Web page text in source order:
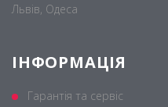
Львів, Одеса
ІНФОРМАЦІЯ
Гарантія та сервіс